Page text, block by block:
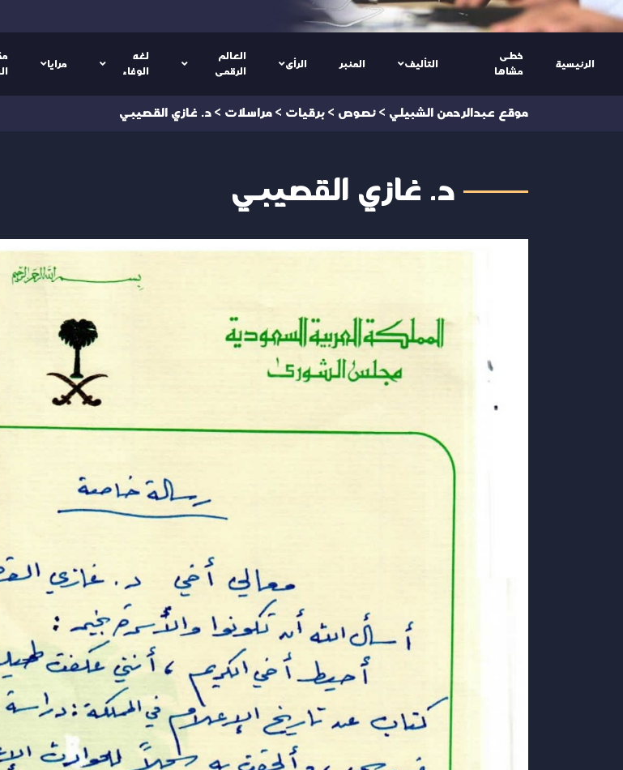
الرئيسية
خطى
مشاها
التأليف المنبر الرأى
العالم
الرقمى
لغه
الوفاء
مرايا
موقع عبدالرحمن الشبيلي > نصوص > برقيات > مراسلات > د. غازي القصيبي
د. غازي القصيبي